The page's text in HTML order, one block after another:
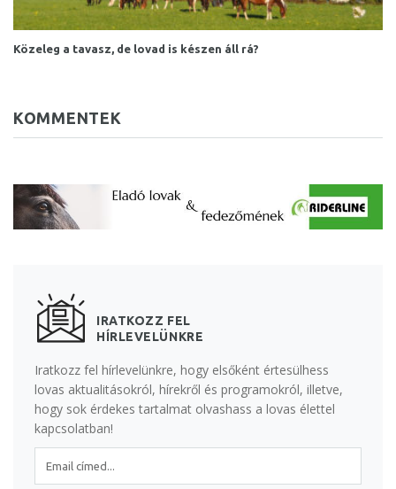
Közeleg a tavasz, de lovad is készen áll rá?
KOMMENTEK
IRATKOZZ FEL
HÍRLEVELÜNKRE
Iratkozz fel hírlevelünkre, hogy elsőként értesülhess
lovas aktualitásokról, hírekről és programokról, illetve,
hogy sok érdekes tartalmat olvashass a lovas élettel
kapcsolatban!